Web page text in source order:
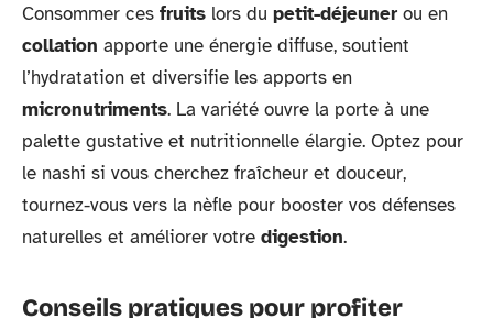
Consommer ces fruits lors du petit-déjeuner ou en
collation apporte une énergie diffuse, soutient
l’hydratation et diversifie les apports en
micronutriments. La variété ouvre la porte à une
palette gustative et nutritionnelle élargie. Optez pour
le nashi si vous cherchez fraîcheur et douceur,
tournez-vous vers la nèfle pour booster vos défenses
naturelles et améliorer votre digestion.
Conseils pratiques pour profiter